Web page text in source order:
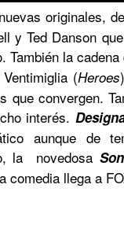
originales,
y Ted Danson
También la
(Heroes
que convergen.
interés.
aunque de
la novedosa
comedia llega a